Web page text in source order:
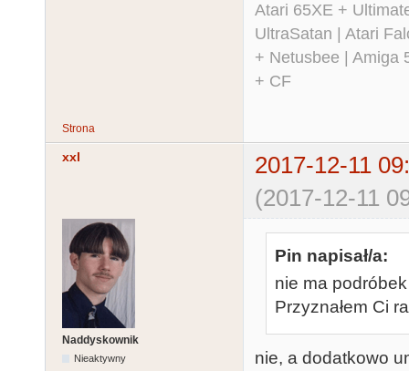
Atari 65XE +
UltraSatan | Atari
+ Netusbee | Amiga
+ CF
Strona
xxl
2017-12-11
(2017-12-11
Naddyskownik
Nieaktywny
Pin napisał/a:
nie ma
Przyznałem Ci
nie, a dodatkowo